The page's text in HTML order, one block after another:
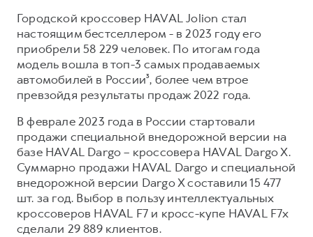
Городской кроссовер HAVAL Jolion стал
настоящим бестселлером - в 2023 году его
приобрели 58 229 человек. По итогам года
модель вошла в топ-3 самых продаваемых
автомобилей в России³, более чем втрое
превзойдя результаты продаж 2022 года.
В феврале 2023 года в России стартовали
продажи специальной внедорожной версии на
базе HAVAL Dargo – кроссовера HAVAL Dargo X.
Суммарно продажи HAVAL Dargo и специальной
внедорожной версии Dargo X составили 15 477
шт. за год. Выбор в пользу интеллектуальных
кроссоверов HAVAL F7 и кросс-купе HAVAL F7x
сделали 29 889 клиентов.